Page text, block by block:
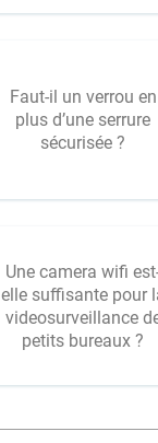
Faut-il un verrou en
plus d’une serrure
sécurisée ?
Une camera wifi
elle suffisante pour
videosurveillance
petits bureaux ?